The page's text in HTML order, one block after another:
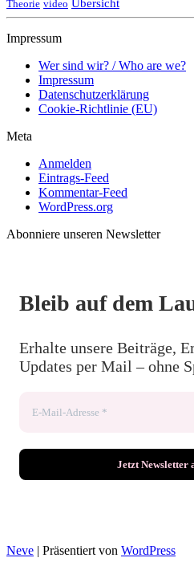
Theorie video Übersicht
Impressum
Wer sind wir? / Who are we?
Impressum
Datenschutzerklärung
Cookie-Richtlinie (EU)
Meta
Anmelden
Eintrags-Feed
Kommentar-Feed
WordPress.org
Abonniere unseren Newsletter
Bleib auf dem
Erhalte unsere Beiträge,
Updates per Mail – ohne
Neve | Präsentiert von WordPress